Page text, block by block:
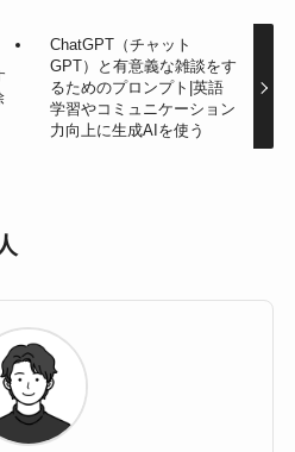
ChatGPT（チャット
GPT）と有意義な雑談をす
るためのプロンプト|英語
学習やコミュニケーション
力向上に生成AIを使う